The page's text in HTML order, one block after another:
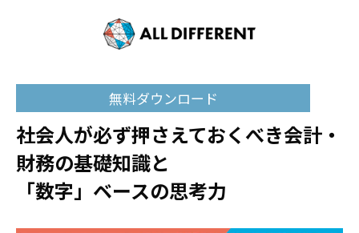
無料ダウンロード
社会人が必ず押さえておくべき会計・
財務の基礎知識と
「数字」ベースの思考力